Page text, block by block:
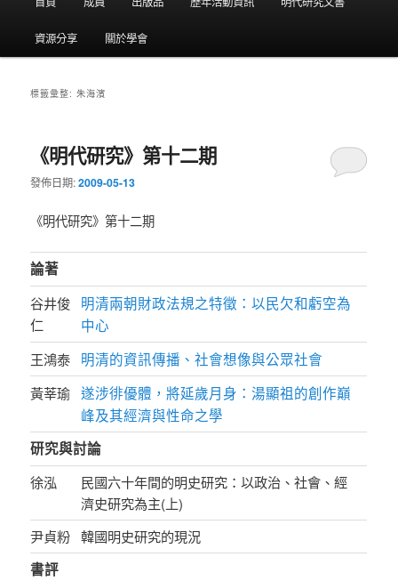
資源分享 關於學會
標籤彙整:朱海濱
《明代研究》第十二期
發佈日期:2009-05-13
《明代研究》第十二期
論著
谷井俊
仁
明清兩朝財政法規之特徵：以民欠和虧空為
中心
王鴻泰 明清的資訊傳播、社會想像與公眾社會
黃莘瑜 遂涉徘優體，將延歲月身：湯顯祖的創作巔
峰及其經濟與性命之學
研究與討論
徐泓
民國六十年間的明史研究：以政治、社會、經
濟史研究為主(上)
尹貞粉 韓國明史研究的現況
書評